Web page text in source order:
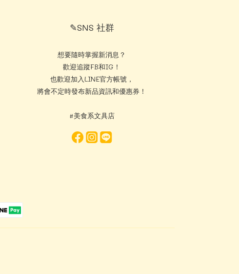
✎SNS 社群
想要隨時掌握新消息？
歡迎追蹤FB和IG！
也歡迎加入LINE官方帳號，
將會不定時發布新品資訊和優惠券！
#美食系文具店